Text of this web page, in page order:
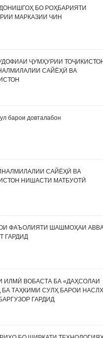
БО РОҲБАРИЯТИ
МАРКАЗИИ ЧИН
ҶУМҲУРИИ
САЙЁҲӢ ВА
барои довталабон
САЙЁҲӢ ВА
НИШАСТИ МАТБУОТӢ
ФАЪОЛИЯТИ ШАШМОҲАИ
ГАРДИД
ИЛМӢ ВОБАСТА БА «ДАҲСОЛАИ
ТАҲКИМИ СУЛҲ БАРОИ
ГАРДИД